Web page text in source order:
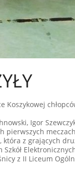
Koszykowej
Igor
pierwszych
która z grających
z II Liceum